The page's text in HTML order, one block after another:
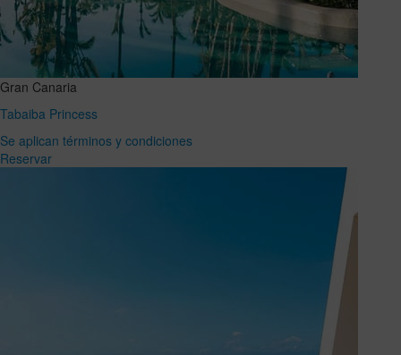
Gran Canaria
Tabaiba Princess
Se aplican términos y condiciones
Reservar